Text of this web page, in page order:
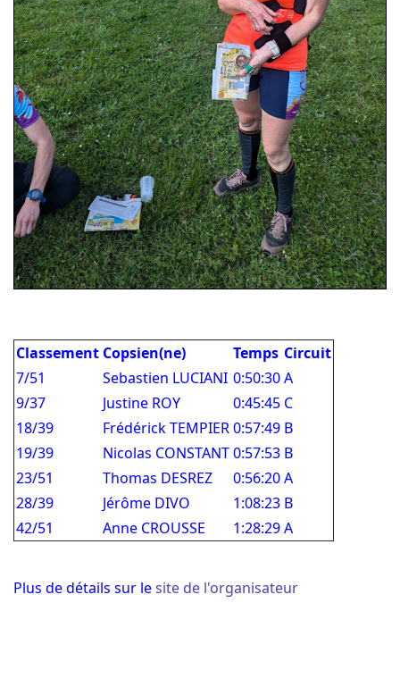
Classement Copsien(ne) Temps Circuit
7/51
Sebastien LUCIANI 0:50:30A
9/37
Justine ROY 0:45:45 C
18/39
Frédérick TEMPIER0:57:49 B
19/39
Nicolas CONSTANT0:57:53 B
23/51
Thomas DESREZ 0:56:20A
28/39
Jérôme DIVO 1:08:23 B
42/51
Anne CROUSSE 1:28:29A
Plus de détails sur lesite de l'organisateur